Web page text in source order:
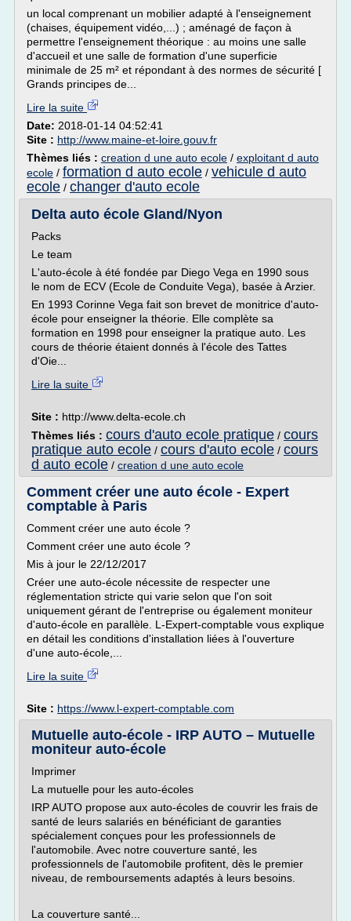
un local comprenant un mobilier adapté à l'enseignement
(chaises, équipement vidéo,...) ; aménagé de façon à
permettre l'enseignement théorique : au moins une salle
d'accueil et une salle de formation d'une superficie
minimale de 25 m² et répondant à des normes de sécurité [
Grands principes de...
Lire la suite
Date: 2018-01-14 04:52:41
Site : http://www.maine-et-loire.gouv.fr
Thèmes liés : creation d une auto ecole / exploitant d auto
ecole / formation d auto ecole / vehicule d auto
ecole / changer d'auto ecole
Delta auto école Gland/Nyon
Packs
Le team
L'auto-école à été fondée par Diego Vega en 1990 sous
le nom de ECV (Ecole de Conduite Vega), basée à Arzier.
En 1993 Corinne Vega fait son brevet de monitrice d'auto-
école pour enseigner la théorie. Elle complète sa
formation en 1998 pour enseigner la pratique auto. Les
cours de théorie étaient donnés à l'école des Tattes
d'Oie...
Lire la suite
Site : http://www.delta-ecole.ch
Thèmes liés : cours d'auto ecole pratique / cours
pratique auto ecole / cours d'auto ecole / cours
d auto ecole / creation d une auto ecole
Comment créer une auto école - Expert
comptable à Paris
Comment créer une auto école ?
Comment créer une auto école ?
Mis à jour le 22/12/2017
Créer une auto-école nécessite de respecter une
réglementation stricte qui varie selon que l'on soit
uniquement gérant de l'entreprise ou également moniteur
d'auto-école en parallèle. L-Expert-comptable vous explique
en détail les conditions d'installation liées à l'ouverture
d'une auto-école,...
Lire la suite
Site : https://www.l-expert-comptable.com
Mutuelle auto-école - IRP AUTO – Mutuelle
moniteur auto-école
Imprimer
La mutuelle pour les auto-écoles
IRP AUTO propose aux auto-écoles de couvrir les frais de
santé de leurs salariés en bénéficiant de garanties
spécialement conçues pour les professionnels de
l'automobile. Avec notre couverture santé, les
professionnels de l'automobile profitent, dès le premier
niveau, de remboursements adaptés à leurs besoins.
La couverture santé...